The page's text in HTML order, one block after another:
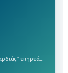
Μελέτη επιβεβαιώνει πως τα “θέματα καρδιάς” επηρεάζουν άμεσα την υγεία της καρδιάς